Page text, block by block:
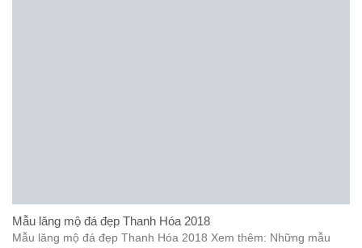
Mẫu lăng mộ đá đẹp Thanh Hóa 2018
Mẫu lăng mộ đá đẹp Thanh Hóa 2018 Xem thêm: Những mẫu